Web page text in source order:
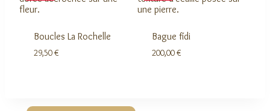
Boucles La Rochelle
29,50€
Bague fídi
200,00€